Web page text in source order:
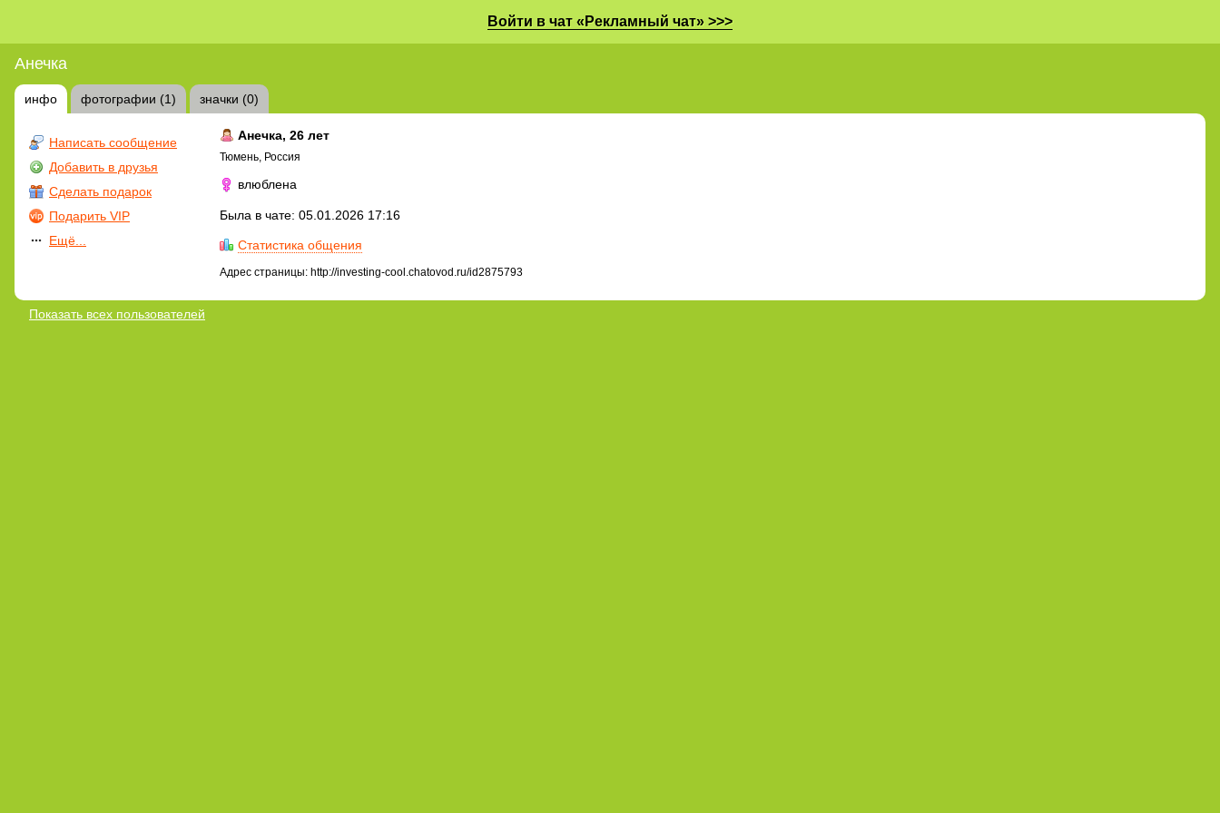
Войти в чат «Рекламный чат» >>>
Анечка
инфо фотографии (1) значки (0)
Написать сообщение
Добавить в друзья
Сделать подарок
Подарить VIP
Ещё...
Анечка, 26 лет
Тюмень, Россия
влюблена
Была в чате: 05.01.2026 17:16
Статистика общения
Адрес страницы: http://investing-cool.chatovod.ru/id2875793
Показать всех пользователей